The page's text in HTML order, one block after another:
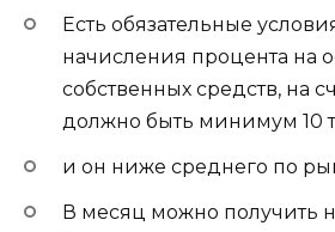
Есть обязательные
начисления процента на
собственных средств, на
должно быть минимум 10
и он ниже среднего по
В месяц можно получить